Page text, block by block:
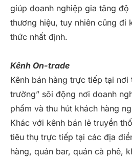
giúp doanh nghiệp gia tăng
thương hiệu, tuy nhiên cũng đi
thức nhất định.
Kênh On-trade
Kênh bán hàng trực tiếp tại nơi
trường” sôi động nơi doanh
phẩm và thu hút khách hàng
Khác với kênh bán lẻ truyền
tiêu thụ trực tiếp tại các địa
hàng, quán bar, quán cà phê,